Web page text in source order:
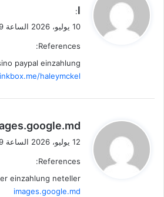
و
ل
l
:
10 يوليو، 2026 الساعة 5:39 م
References:
paypal einzahlung
haleymckel
ي
ق
ل
12 يوليو، 2026 الساعة 12:19 ص
References:
einzahlung neteller
images.google.md